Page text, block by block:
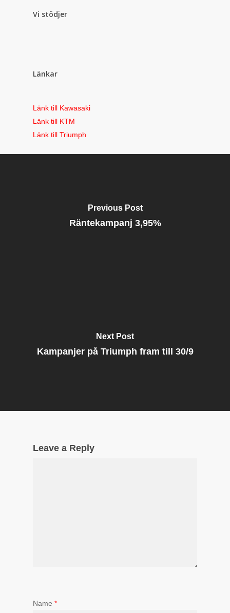
Vi stödjer
Länkar
Länk till Kawasaki
Länk till KTM
Länk till Triumph
Previous Post
Räntekampanj 3,95%
Next Post
Kampanjer på Triumph fram till 30/9
Leave a Reply
Name *